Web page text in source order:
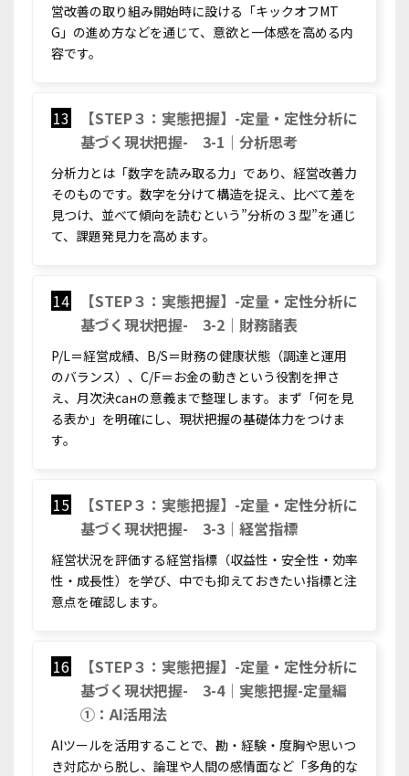
営改善の取り組み開始時に設ける「キックオフMT
G」の進め方などを通じて、意欲と一体感を高める内
容です。
13
【STEP３：実態把握】-定量・定性分析に
基づく現状把握- 3-1｜分析思考
分析力とは「数字を読み取る力」であり、経営改善力
そのものです。数字を分けて構造を捉え、比べて差を
見つけ、並べて傾向を読むという”分析の３型”を通じ
て、課題発見力を高めます。
14
【STEP３：実態把握】-定量・定性分析に
基づく現状把握- 3-2｜財務諸表
P/L＝経営成績、B/S＝財務の健康状態（調達と運用
のバランス）、C/F＝お金の動きという役割を押さ
え、月次決санの意義まで整理します。まず「何を見
る表か」を明確にし、現状把握の基礎体力をつけま
す。
15
【STEP３：実態把握】-定量・定性分析に
基づく現状把握- 3-3｜経営指標
経営状況を評価する経営指標（収益性・安全性・効率
性・成長性）を学び、中でも抑えておきたい指標と注
意点を確認します。
16
【STEP３：実態把握】-定量・定性分析に
基づく現状把握- 3-4｜実態把握-定量編
①：AI活用法
AIツールを活用することで、勘・経験・度胸や思いつ
き対応から脱し、論理や人間の感情面など「多角的な